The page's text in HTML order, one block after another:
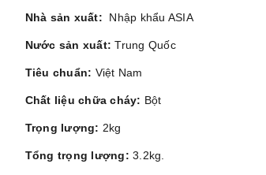
Nhà sản xuất: Nhập khẩu ASIA
Nước sản xuất: Trung Quốc
Tiêu chuẩn: Việt Nam
Chất liệu chữa cháy: Bột
Trọng lượng: 2kg
Tổng trọng lượng: 3.2kg.